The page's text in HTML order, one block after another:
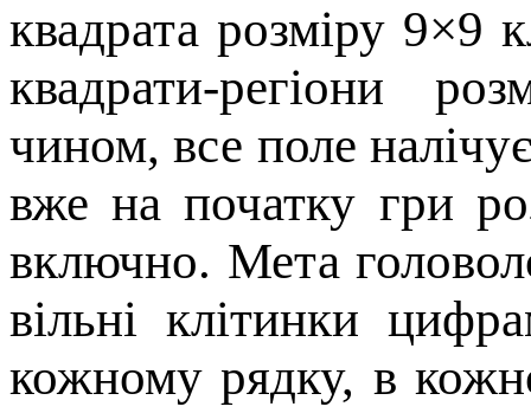
квадрата розміру 9×9
квадрати-регіони
чином, все поле
вже на початку гри
включно. Мета
вільні клітинки
кожному рядку, в